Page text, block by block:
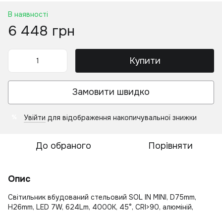
В наявності
6 448 грн
Купити
Замовити швидко
Увійти для відображення накопичувальної знижки
До обраного Порівняти
Опис
Світильник вбудований стельовий SOL IN MINI, D75mm,
H26mm, LED 7W, 624Lm, 4000K, 45°, CRI>90, алюміній,